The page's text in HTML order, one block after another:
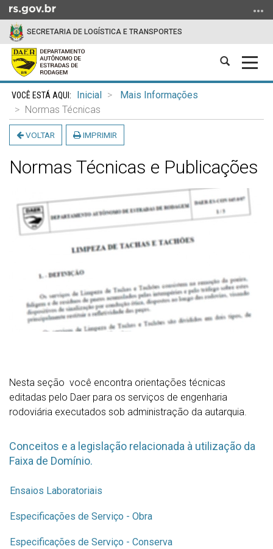
para
conteúdo
para
menu
para
busca
SECRETARIA DE LOGÍSTICA E TRANSPORTES
Abrir
Início
conteúdo
Inicial
Mais Informações
Normas Técnicas
VOLTAR IMPRIMIR
Normas Técnicas e Publicações
Nesta seção você encontra orientações técnicas
editadas pelo Daer para os serviços de engenharia
rodoviária executados sob administração da autarquia.
Conceitos e a legislação relacionada à utilização da
Faixa de Domínio.
Ensaios Laboratoriais
Especificações de Serviço - Obra
Especificações de Serviço - Conserva